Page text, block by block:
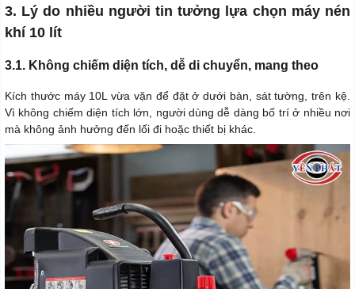
3. Lý do nhiều người tin tưởng lựa chọn máy nén
khí 10 lít
3.1. Không chiếm diện tích, dễ di chuyển, mang theo
Kích thước máy 10L vừa vặn để đặt ở dưới bàn, sát tường, trên kệ.
Vì không chiếm diện tích lớn, người dùng dễ dàng bố trí ở nhiều nơi
mà không ảnh hưởng đến lối đi hoặc thiết bị khác.